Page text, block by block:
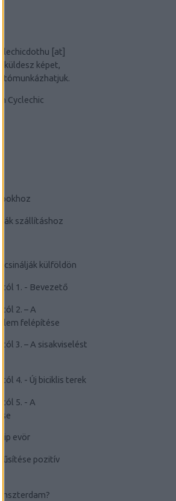
[at]
küldesz képet,
szállításhoz
csinálják külföldön
1. - Bevezető
2. – A
felépítése
3. – A sisakviselést
4. - Új biciklis terek
5. - A
evör
pozitív